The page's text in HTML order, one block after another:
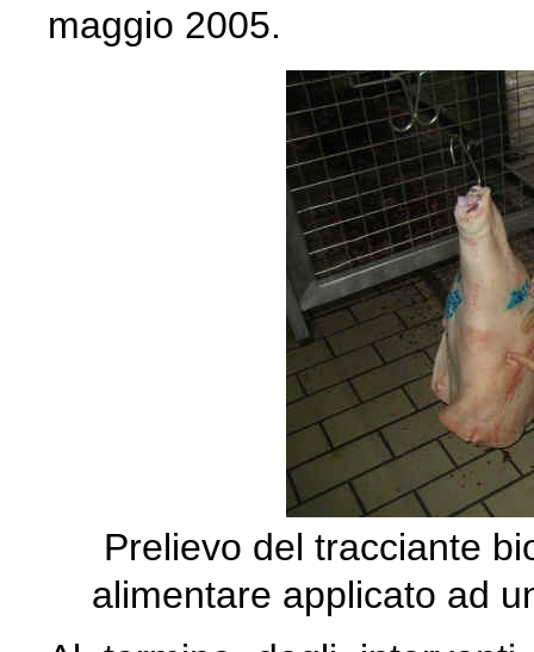
maggio 2005.
Prelievo del tracciante
alimentare applicato ad